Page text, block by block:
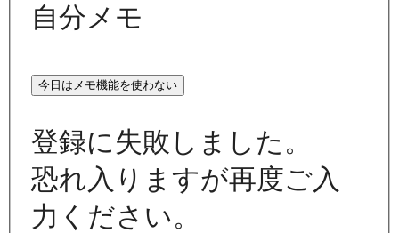
自分メモ
今日はメモ機能を使わない
登録に失敗しました。
恐れ入りますが再度ご入
力ください。